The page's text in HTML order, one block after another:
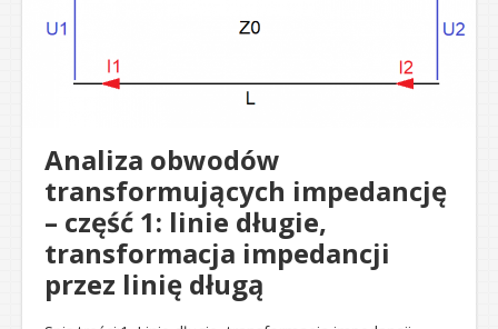
Analiza obwodów
transformujących impedancję
– część 1: linie długie,
transformacja impedancji
przez linię długą